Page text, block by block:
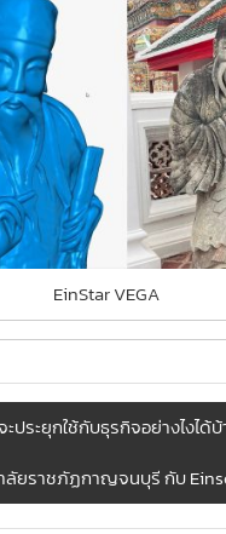
EinStar VEGA
ประยุกใช้กับธุรกิจอย่างไงได้บ้
ยราชภัฏกาญจนบุรี กับ